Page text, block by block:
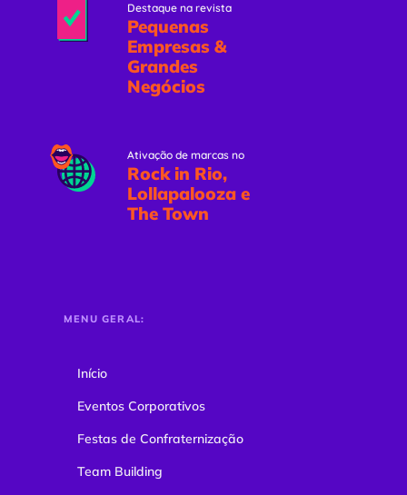
Destaque na revista
Pequenas
Empresas &
Grandes
Negócios
Ativação de marcas no
Rock in Rio,
Lollapalooza e
The Town
MENU GERAL:
Início
Eventos Corporativos
Festas de Confraternização
Team Building